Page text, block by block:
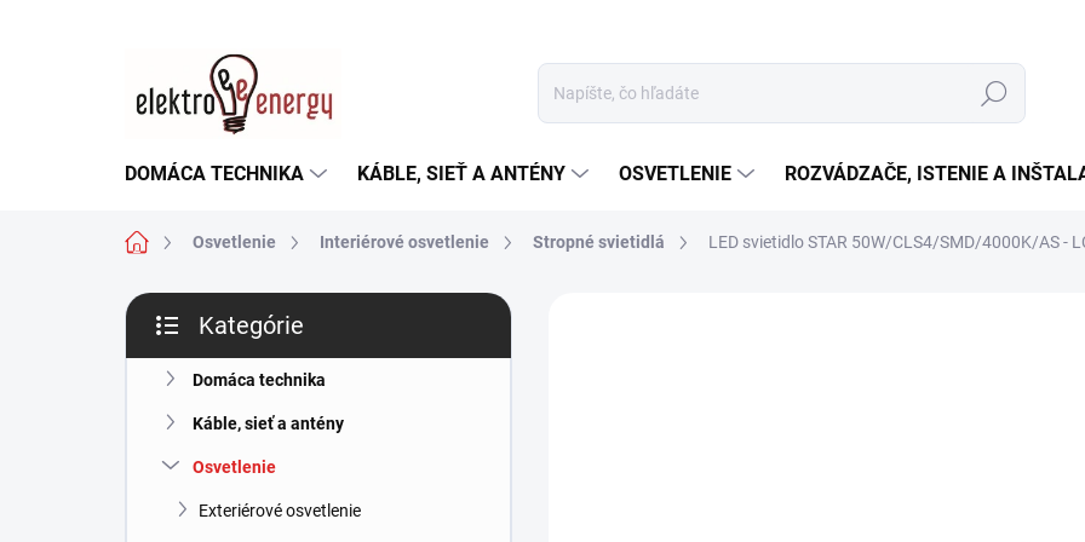
Hľadať
DOMÁCA TECHNIKA KÁBLE, SIEŤ A ANTÉNY OSVETLENIE ROZVÁDZAČE, ISTENIE A
DomovOsvetlenie Interiérové osvetlenie Stropné svietidlá LED svietidlo STAR 50W/CLS4/SMD/4000K/AS -
B
č
kategórie
Kategórie
Domáca technika
Káble, sieť a antény
Osvetlenie
Exteriérové osvetlenie